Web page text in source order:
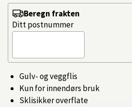
Gulv- og veggflis
Kun for innendørs bruk
Sklisikker overflate
Beregn frakten
Ditt postnummer